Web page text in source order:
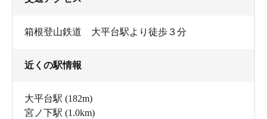
箱根登山鉄道 大平台駅より徒歩３分
近くの駅情報
大平台駅 (182m)
宮ノ下駅 (1.0km)